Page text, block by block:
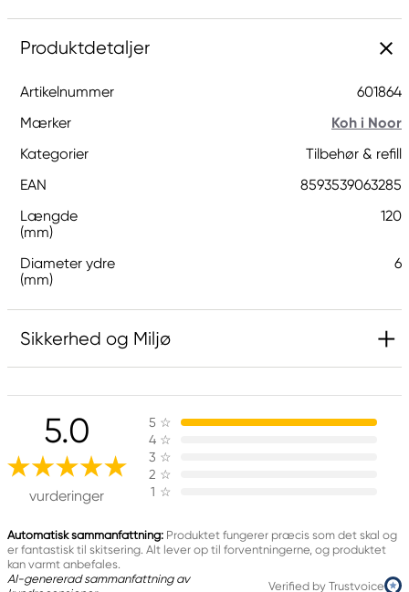
Produktdetaljer
Artikelnummer
601864
Mærker
Koh i Noor
Kategorier
Tilbehør & refill
EAN
8593539063285
Længde
(mm)
120
Diameter ydre
(mm)
6
Sikkerhed og Miljø
Ansvarlig EU
Koh-i-Noor
Koh-I-Noor Hardtmuth
F. A. Gerstnera 21/3
370 01 České Budějovice, Czech republic
+45 0389000200
5.0
vurderinger
5 ☆
4 ☆
3 ☆
2 ☆
1 ☆
Automatisk sammanfattning: Produktet fungerer præcis som det skal og
er fantastisk til skitsering. Alt lever op til forventningerne, og produktet
kan varmt anbefales.
AI-genererad sammanfattning av
Verified by Trustvoice